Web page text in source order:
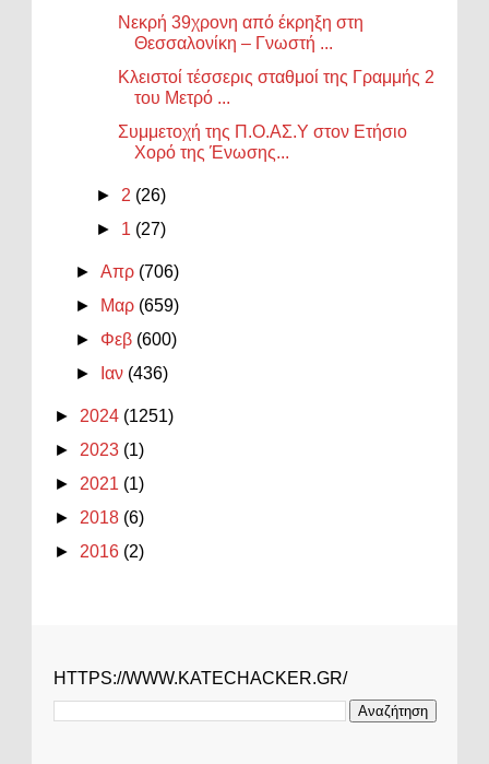
Νεκρή 39χρονη από έκρηξη στη
Θεσσαλονίκη – Γνωστή ...
Κλειστοί τέσσερις σταθμοί της Γραμμής 2
του Μετρό ...
Συμμετοχή της Π.Ο.ΑΣ.Υ στον Ετήσιο
Χορό της Ένωσης...
► 2 (26)
► 1 (27)
►Απρ (706)
►
Μαρ (659)
► Φεβ (600)
►
Ιαν (436)
► 2024 (1251)
► 2023 (1)
► 2021 (1)
► 2018 (6)
► 2016 (2)
HTTPS://WWW.KATECHACKER.GR/